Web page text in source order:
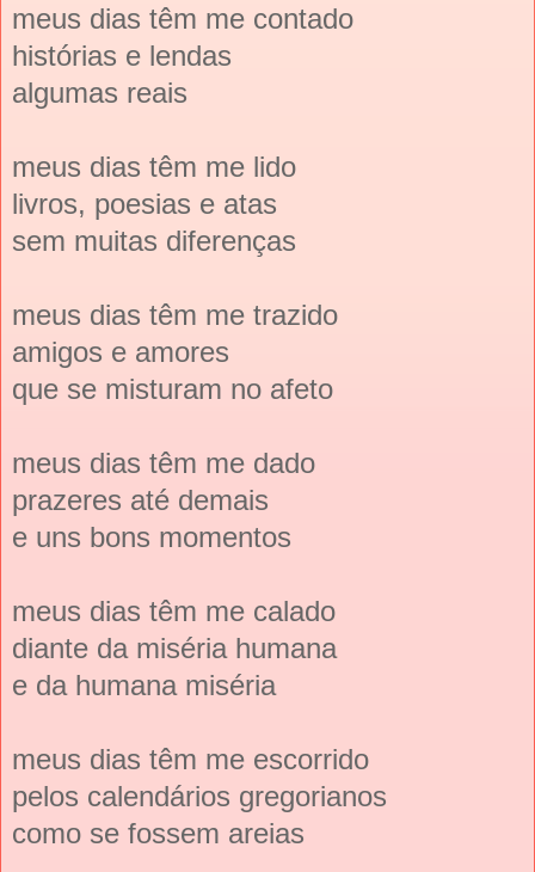
meus dias têm me contado
histórias e lendas
algumas reais
meus dias têm me lido
livros, poesias e atas
sem muitas diferenças
meus dias têm me trazido
amigos e amores
que se misturam no afeto
meus dias têm me dado
prazeres até demais
e uns bons momentos
meus dias têm me calado
diante da miséria humana
e da humana miséria
meus dias têm me escorrido
pelos calendários gregorianos
como se fossem areias